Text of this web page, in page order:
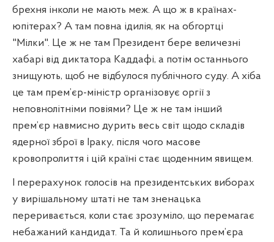
брехня інколи не мають меж. А що ж в країнах-
юпітерах? А там повна ідилія, як на обгортці
"Мілки". Це ж не там Президент бере величезні
хабарі від диктатора Каддафі, а потім останнього
знищують, щоб не відбулося публічного суду. А хіба
це там прем’єр-міністр організовує оргії з
неповнолітніми повіями? Це ж не там інший
прем’єр навмисно дурить весь світ щодо складів
ядерної зброї в Іраку, після чого масове
кровопролиття і цій країні стає щоденним явищем.
І перерахунок голосів на президентських виборах
у вирішальному штаті не там зненацька
переривається, коли стає зрозуміло, що перемагає
небажаний кандидат. Та й колишнього прем’єра